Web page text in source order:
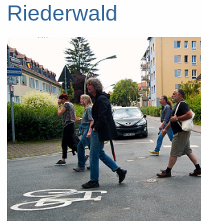
Riederwald